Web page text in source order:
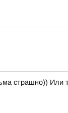
страшно)) Или